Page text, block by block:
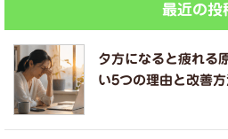
最近の投
夕方になると疲れる
い5つの理由と改善